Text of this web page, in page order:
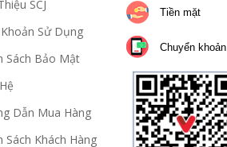
SCJ
Sử Dụng
Sách Bảo Mật
Dẫn Mua Hàng
Sách Khách Hàng
Tiền mặt
Chuyển khoản